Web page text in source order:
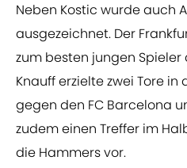
Neben Kostic wurde auch
ausgezeichnet. Der
zum besten jungen Spieler
Knauff erzielte zwei Tore
gegen den FC Barcelona
zudem einen Treffer im
die Hammers vor.